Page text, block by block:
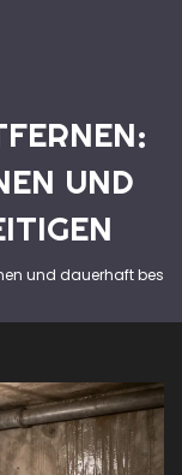
UND
und dauerhaft